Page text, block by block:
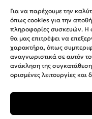
Για να παρέχουμε την
όπως cookies για την
πληροφορίες συσκευών. Η
θα μας επιτρέψει να
χαρακτήρα, όπως
αναγνωριστικά σε αυτόν
ανάκληση της
ορισμένες λειτουργίες και
Copyright 2026,
Κατασκευή